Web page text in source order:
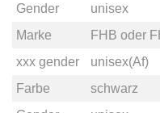
Gender
unisex
Marke
FHB oder
xxx gender
unisex(Af)
Farbe
schwarz